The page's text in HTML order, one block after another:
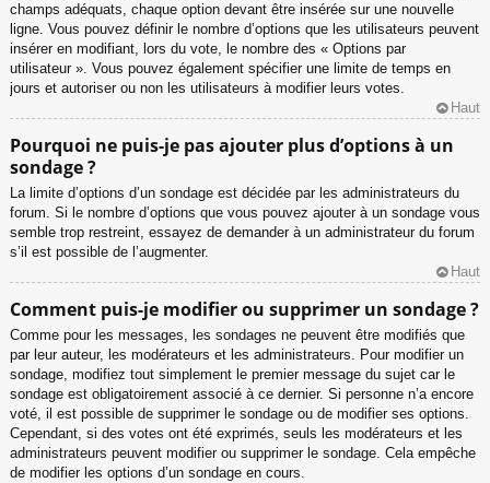
champs adéquats, chaque option devant être insérée sur une nouvelle
ligne. Vous pouvez définir le nombre d’options que les utilisateurs peuvent
insérer en modifiant, lors du vote, le nombre des « Options par
utilisateur ». Vous pouvez également spécifier une limite de temps en
jours et autoriser ou non les utilisateurs à modifier leurs votes.
Haut
Pourquoi ne puis-je pas ajouter plus d’options à un
sondage ?
La limite d’options d’un sondage est décidée par les administrateurs du
forum. Si le nombre d’options que vous pouvez ajouter à un sondage vous
semble trop restreint, essayez de demander à un administrateur du forum
s’il est possible de l’augmenter.
Haut
Comment puis-je modifier ou supprimer un sondage ?
Comme pour les messages, les sondages ne peuvent être modifiés que
par leur auteur, les modérateurs et les administrateurs. Pour modifier un
sondage, modifiez tout simplement le premier message du sujet car le
sondage est obligatoirement associé à ce dernier. Si personne n’a encore
voté, il est possible de supprimer le sondage ou de modifier ses options.
Cependant, si des votes ont été exprimés, seuls les modérateurs et les
administrateurs peuvent modifier ou supprimer le sondage. Cela empêche
de modifier les options d’un sondage en cours.